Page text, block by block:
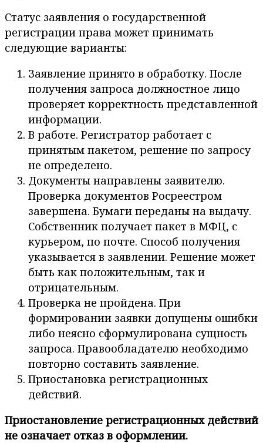
Статус заявления о государственной
регистрации права может принимать
следующие варианты:
Заявление принято в обработку. После
получения запроса должностное лицо
проверяет корректность представленной
информации.
В работе. Регистратор работает с
принятым пакетом, решение по запросу
не определено.
Документы направлены заявителю.
Проверка документов Росреестром
завершена. Бумаги переданы на выдачу.
Собственник получает пакет в МФЦ, с
курьером, по почте. Способ получения
указывается в заявлении. Решение может
быть как положительным, так и
отрицательным.
Проверка не пройдена. При
формировании заявки допущены ошибки
либо неясно сформулирована сущность
запроса. Правообладателю необходимо
повторно составить заявление.
Приостановка регистрационных
действий.
Приостановление регистрационных действий
не означает отказ в оформлении.